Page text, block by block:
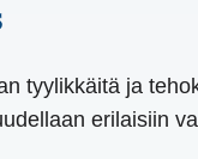
tyylikkäitä ja
erilaisiin